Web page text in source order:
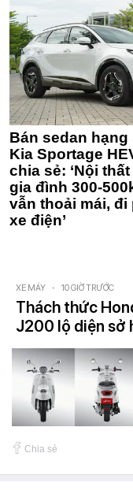
Bán sedan hạng
Kia Sportage
chia sẻ: ‘Nội
gia đình 300-
vẫn thoải mái,
xe điện’
XE MÁY - 10 GIỜ TRƯỚC
Thách thức
J200 lộ diện sở
Chia sẻ